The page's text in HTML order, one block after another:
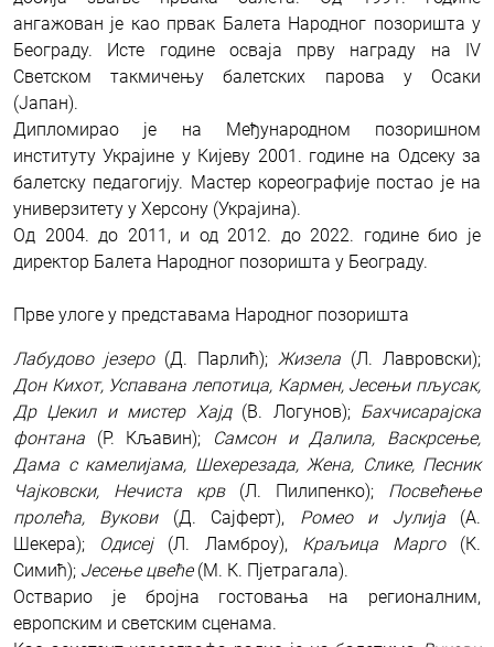
ангажован је као првак Балета Народног позоришта у
Београду. Исте године осваја прву награду на IV
Светском такмичењу балетских парова у Осаки
(Јапан).
Дипломирао је на Међународном позоришном
институту Украјине у Кијеву 2001. године на Одсеку за
балетску педагогију. Мастер кореографије постао је на
универзитету у Херсону (Украјина).
Од 2004. до 2011, и од 2012. до 2022. године био је
директор Балета Народног позоришта у Београду.
Прве улоге у представама Народног позоришта
Лабудово језеро(Д. Парлић); Жизела (Л. Лавровски);
Дон Кихот, Успавана лепотица, Кармен, Јесењи пљусак,
Др Џекил и мистер Хајд(В. Логунов); Бахчисарајска
фонтана (Р. Кљавин);
Самсон и Далила, Васкрсење,
Дама с камелијама, Шехерезада, Жена, Слике, Песник
Чајковски, Нечиста крв(Л. Пилипенко); Посвећење
пролећа, Вукови(Д. Сајферт), Ромео и Јулија(А.
Шекера); Одисеј (Л. Ламброу), Краљица Марго(К.
Симић); Јесење цвеће(М. К. Пјетрагала).
Остварио је бројна гостовања на регионалним,
европским и светским сценама.